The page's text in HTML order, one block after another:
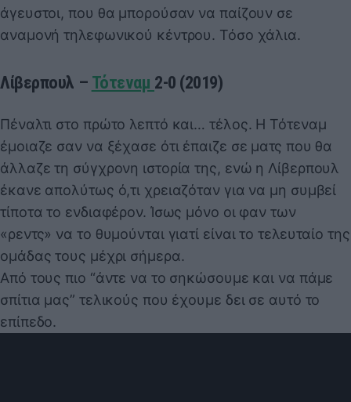
άγευστοι, που θα μπορούσαν να παίζουν σε
αναμονή τηλεφωνικού κέντρου. Τόσο χάλια.
Λίβερπουλ – Τότεναμ 2-0 (2019)
Πέναλτι στο πρώτο λεπτό και… τέλος. Η Τότεναμ
έμοιαζε σαν να ξέχασε ότι έπαιζε σε ματς που θα
άλλαζε τη σύγχρονη ιστορία της, ενώ η Λίβερπουλ
έκανε απολύτως ό,τι χρειαζόταν για να μη συμβεί
τίποτα το ενδιαφέρον. Ίσως μόνο οι φαν των
«ρεντς» να το θυμούνται γιατί είναι το τελευταίο της
ομάδας τους μέχρι σήμερα.
Από τους πιο “άντε να το σηκώσουμε και να πάμε
σπίτια μας” τελικούς που έχουμε δει σε αυτό το
επίπεδο.